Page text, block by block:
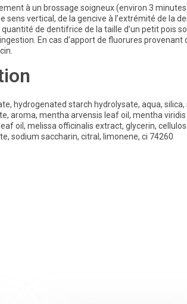
à un brossage soigneux (environ 3
sens vertical, de la gencive à l’extrémité de la
de dentifrice de la taille d’un petit pois
En cas d’apport de fluorures
hydrogenated starch hydrolysate, aqua,
aroma, mentha arvensis leaf oil, mentha viridis
oil, melissa officinalis extract, glycerin,
sodium saccharin, citral, limonene, ci 74260